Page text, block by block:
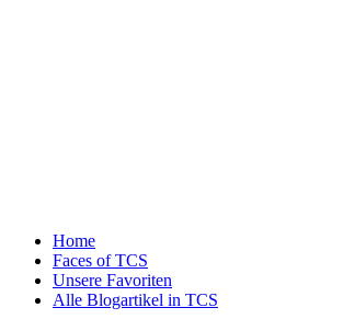
Home
Faces of TCS
Unsere Favoriten
Alle Blogartikel in TCS